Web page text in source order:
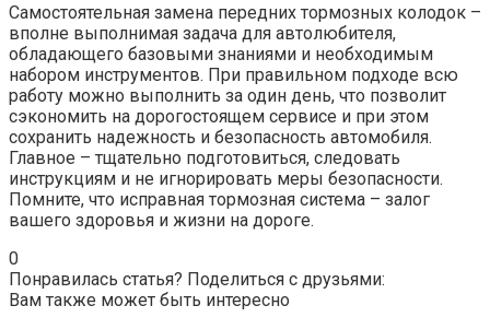
Самостоятельная замена передних тормозных колодок –
вполне выполнимая задача для автолюбителя,
обладающего базовыми знаниями и необходимым
набором инструментов. При правильном подходе всю
работу можно выполнить за один день, что позволит
сэкономить на дорогостоящем сервисе и при этом
сохранить надежность и безопасность автомобиля.
Главное – тщательно подготовиться, следовать
инструкциям и не игнорировать меры безопасности.
Помните, что исправная тормозная система – залог
вашего здоровья и жизни на дороге.
0
Понравилась статья? Поделиться с друзьями:
Вам также может быть интересно